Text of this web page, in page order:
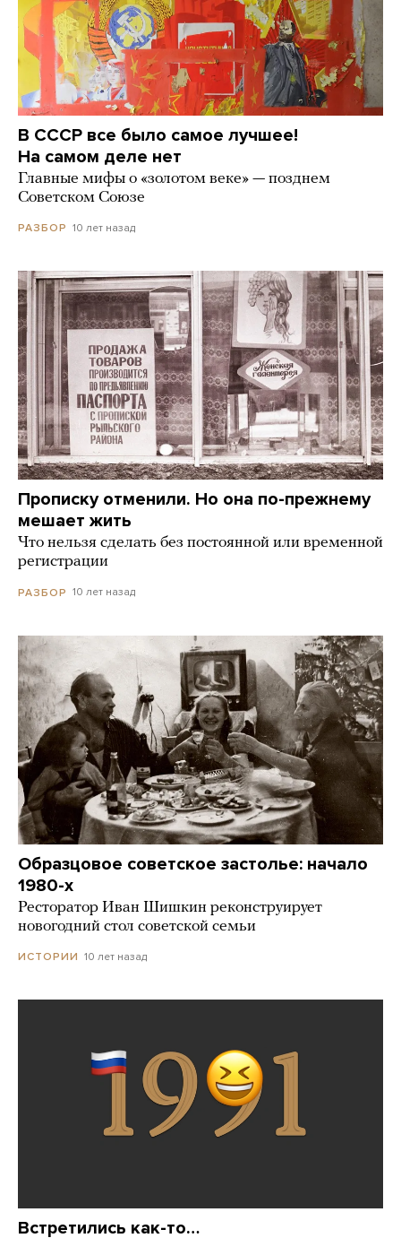
В СССР все было самое лучшее!
На самом деле нет
Главные мифы о «золотом веке» — позднем
Советском Союзе
РАЗБОР 10 лет назад
Прописку отменили. Но она по-прежнему
мешает жить
Что нельзя сделать без постоянной или временной
регистрации
РАЗБОР 10 лет назад
Образцовое советское застолье: начало
1980-х
Ресторатор Иван Шишкин реконструирует
новогодний стол советской семьи
ИСТОРИИ 10 лет назад
Встретились как-то…